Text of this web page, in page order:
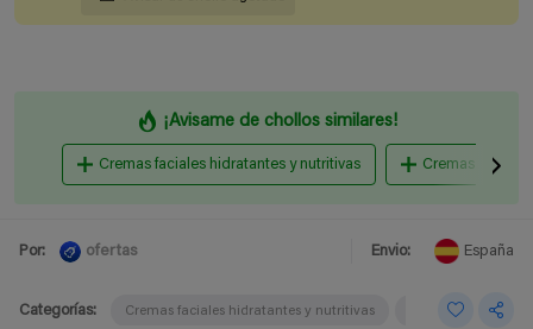
¡Avisame de chollos similares!
Cremas faciales hidratantes y nutritivas Cremas
Por: ofertas Envio: España
Categorías: Cremas faciales hidratantes y nutritivas Cremas